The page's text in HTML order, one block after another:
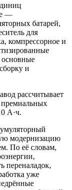
—
батарей,
для
компрессорное и
основные
и
рассчитывает
премиальных
А·ч.
модернизацию
По её словам,
переналадок,
уже